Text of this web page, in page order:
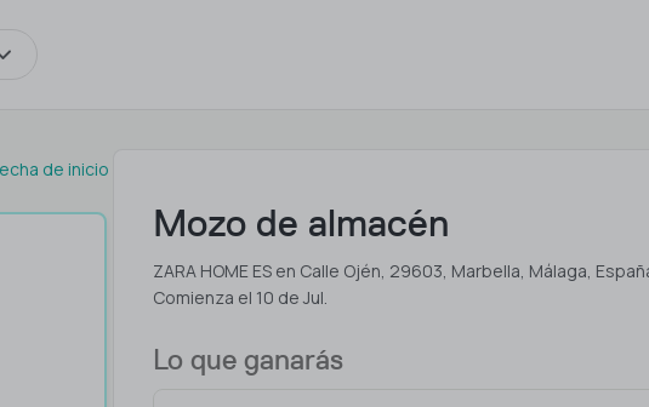
de inicio
Mozo de almacén
ZARA HOME ES en Calle Ojén, 29603, Marbella, Málaga,
Comienza el 10 de Jul.
Lo que ganarás